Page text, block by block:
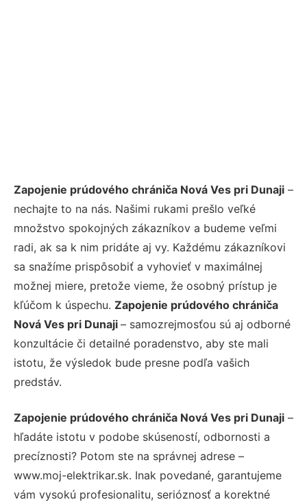
Zapojenie prúdového chrániča Nová Ves pri Dunaji –
nechajte to na nás. Našimi rukami prešlo veľké
množstvo spokojných zákazníkov a budeme veľmi
radi, ak sa k nim pridáte aj vy. Každému zákazníkovi
sa snažíme prispôsobiť a vyhovieť v maximálnej
možnej miere, pretože vieme, že osobný prístup je
kľúčom k úspechu. Zapojenie prúdového chrániča
Nová Ves pri Dunaji – samozrejmosťou sú aj odborné
konzultácie či detailné poradenstvo, aby ste mali
istotu, že výsledok bude presne podľa vašich
predstáv.
Zapojenie prúdového chrániča Nová Ves pri Dunaji –
hľadáte istotu v podobe skúseností, odbornosti a
precíznosti? Potom ste na správnej adrese –
www.moj-elektrikar.sk. Inak povedané, garantujeme
vám vysokú profesionalitu, serióznosť a korektné